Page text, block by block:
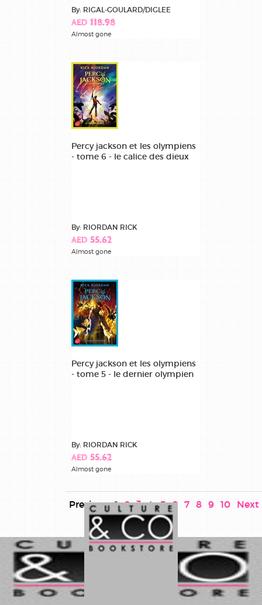
By: RIGAL-GOULARD/DIGLEE
AED 118.98
Almost gone
Percy jackson et les olympiens
- tome 6 - le calice des dieux
By: RIORDAN RICK
AED 55.62
Almost gone
Percy jackson et les olympiens
- tome 5 - le dernier olympien
By: RIORDAN RICK
AED 55.62
Almost gone
Previous 1 2 3 4 5 6 7 8 9 10 Next